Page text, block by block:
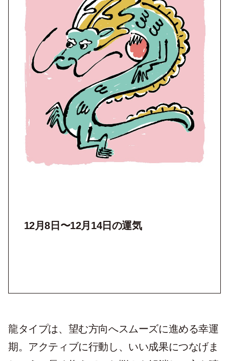
12月8日〜12月14日の運気
龍タイプは、望む方向へスムーズに進める幸運
期。アクティブに行動し、いい成果につなげま